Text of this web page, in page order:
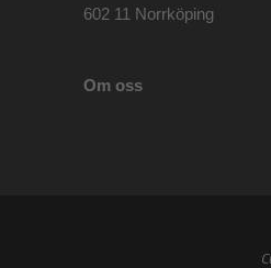
602 11 Norrköping
Om oss